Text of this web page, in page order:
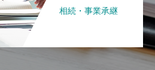
相続・事業承継